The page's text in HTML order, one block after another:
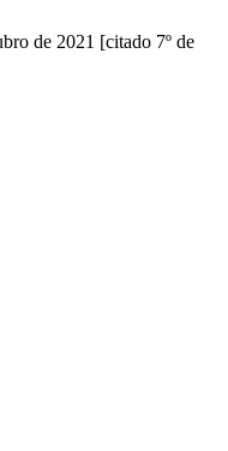
de 2021 [citado 7º de